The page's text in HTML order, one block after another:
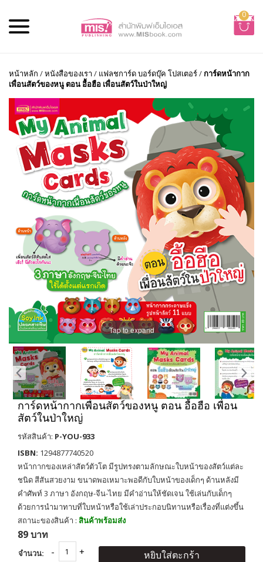
0
หน้าหลัก /หนังสือของเรา / แฟลชการ์ด บอร์ดบุ๊ค โปสเตอร์/การ์ดหน้ากาก
เพื่อนสัตว์ของหนู ตอน อื้อฮือ เพื่อนสัตว์ในป่าใหญ่
Tap to expand
การ์ดหน้ากากเพื่อนสัตว์ของหนู ตอน อื้อฮือ เพื่อน
สัตว์ในป่าใหญ่
รหัสสินค้า: P-YOU-933
ISBN: 1294877740520
หน้ากากของเหล่าสัตว์ตัวโต มีรูปทรงตามลักษณะใบหน้าของสัตว์แต่ละ
ชนิด สีสันสวยงาม ขนาดพอเหมาะพอดีกับใบหน้าของเด็กๆ ด้านหลังมี
คำศัพท์ 3 ภาษา อังกฤษ-จีน-ไทย มีคำอ่านให้ชัดเจน ใช้เล่นกับเด็กๆ
ด้วยการนำมาทาบที่ใบหน้าหรือใช้เล่าประกอบนิทานหรือเรื่องที่แต่งขึ้น
สถานะของสินค้า : สินค้าพร้อมส่ง
89 บาท
จำนวน: หยิบใส่ตะกร้า